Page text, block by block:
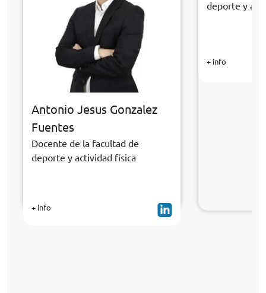
Antonio Jesus Gonzalez
Fuentes
Docente de la facultad de
deporte y actividad física
+ info
deporte y
+ info